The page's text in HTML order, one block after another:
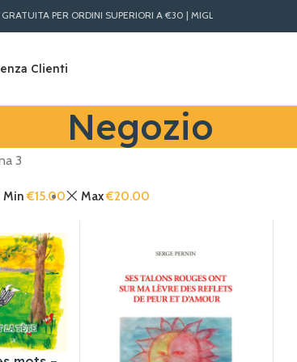
SUPERIORI A €30 | MIGLIORI PREZZI LIBRI ONLINE |
Clienti
Negozio
3
Min€15.00 Max€20.00